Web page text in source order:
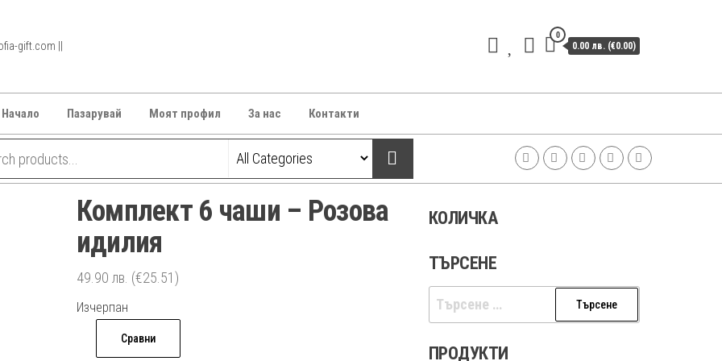
gift.com ||
0
0.00 лв. (€0.00)
Начало Пазарувай Моят профил За нас Контакти
Комплект 6 чаши – Розова
идилия
49.90 лв. (€25.51)
Изчерпан
Сравни
КОЛИЧКА
ТЪРСЕНЕ
Търсене
за:
ПРОДУКТИ